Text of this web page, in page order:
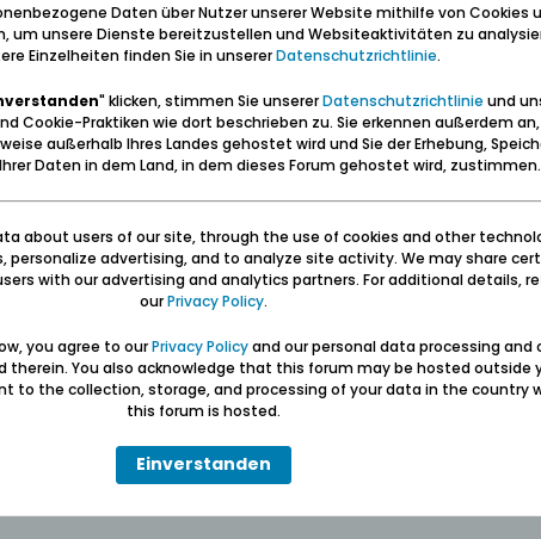
auf der Elbinger Weichsel
sagte sie nur "Gestern noch jelebt, heute schon tot".
Unfall auf der Elbinger Weichsel (Szkarpawa). Am vergangenen
suchendes Boot des Grenzschutzes. Heute las ich eine Online-
ein 57-jähriger Arbeiter des RZGW (regionale
(Rybina) war das.
dass er es sei, wohnhaft in Tiegenort.
zwei Wochen Uferpflegearbeiten an der Elbinger Weichsel vornahm -
tot.
Nacht durch in unserem Fenster. Wir gedenken Deiner!
Daten über Nutzer unserer Website mithilfe von Cookies
um unsere Dienste bereitzustellen und Websiteaktivitäten zu
Einzelheiten finden Sie in unsererDatenschutzrichtlinie.
" klicken, stimmen Sie unsererDatenschutzrichtlinie und
Cookie-Praktiken wie dort beschrieben zu. Sie erkennen außerdem
außerhalb Ihres Landes gehostet wird und Sie der Erhebung,
Daten in dem Land, in dem dieses Forum gehostet wird, zustimmen.
about users of our site, through the use of cookies and other
personalize advertising, and to analyze site activity. We may share
with our advertising and analytics partners. For additional details,
ourPrivacy Policy.
you agree to ourPrivacy Policyand our personal data processing and
therein. You also acknowledge that this forum may be hosted outside
to the collection, storage, and processing of your data in the country
this forum is hosted.
Einverstanden